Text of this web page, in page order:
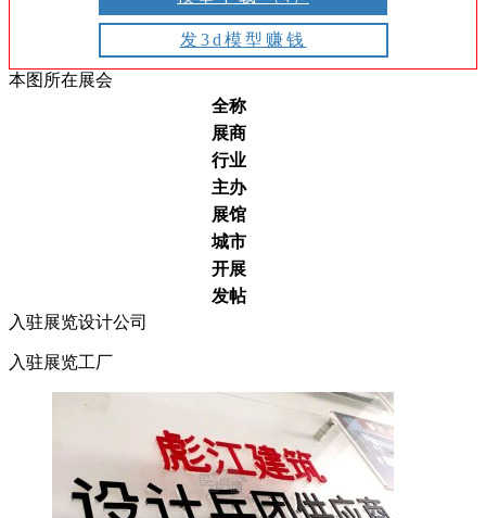
发3d模型赚钱
本图所在展会
全称
展商
行业
主办
展馆
城市
开展
发帖
入驻展览设计公司
入驻展览工厂